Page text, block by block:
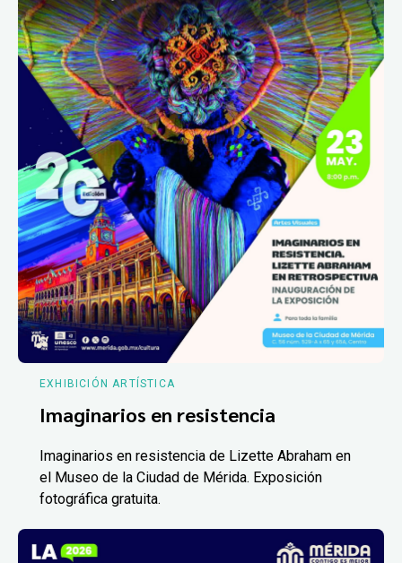
EXHIBICIÓN ARTÍSTICA
Imaginarios en resistencia
Imaginarios en resistencia de Lizette Abraham en
el Museo de la Ciudad de Mérida. Exposición
fotográfica gratuita.